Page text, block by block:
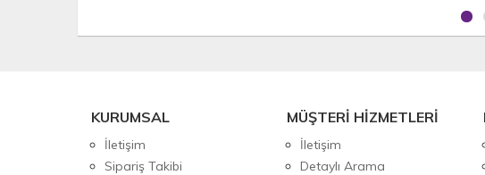
KURUMSAL
İletişim
Sipariş Takibi
MÜŞTERİ HİZMETLERİ
İletişim
Detaylı Arama